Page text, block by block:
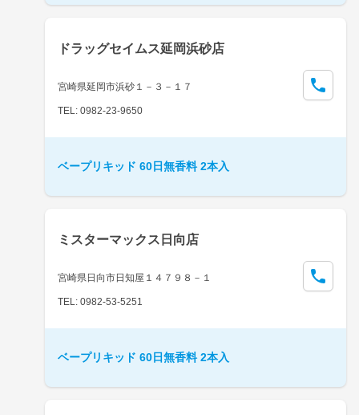
ドラッグセイムス延岡浜砂店
宮崎県延岡市浜砂１－３－１７
TEL: 0982-23-9650
ベープリキッド 60日無香料 2本入
ミスターマックス日向店
宮崎県日向市日知屋１４７９８－１
TEL: 0982-53-5251
ベープリキッド 60日無香料 2本入